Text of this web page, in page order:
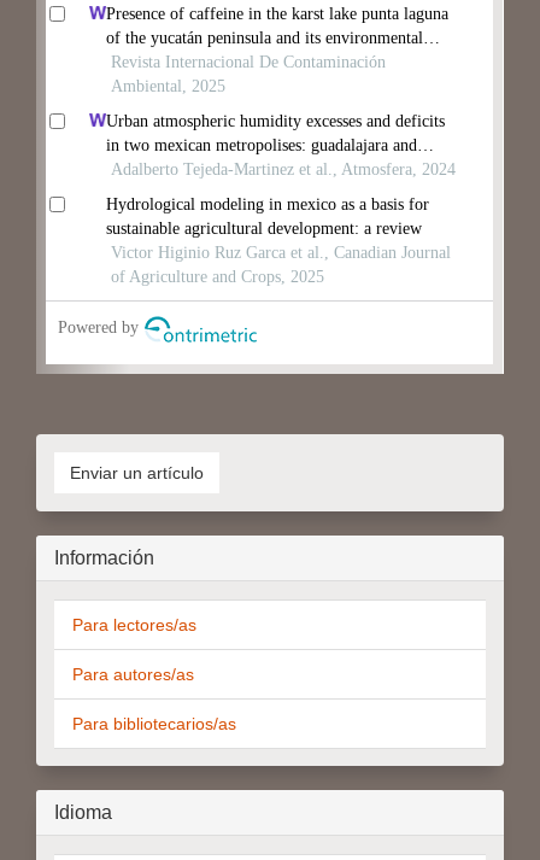
Enviar un artículo
Información
Para lectores/as
Para autores/as
Para bibliotecarios/as
Idioma